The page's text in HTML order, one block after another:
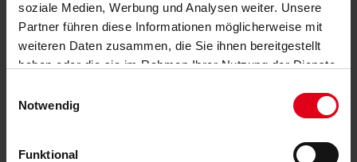
soziale Medien, Werbung und Analysen weiter. Unsere
Partner führen diese Informationen möglicherweise mit
weiteren Daten zusammen, die Sie ihnen bereitgestellt
haben oder die sie im Rahmen Ihrer Nutzung der Dienste
Notwendig
Funktional